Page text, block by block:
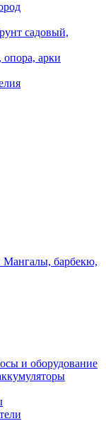
садовый,
опора, арки
Мангалы, барбекю,
и оборудование